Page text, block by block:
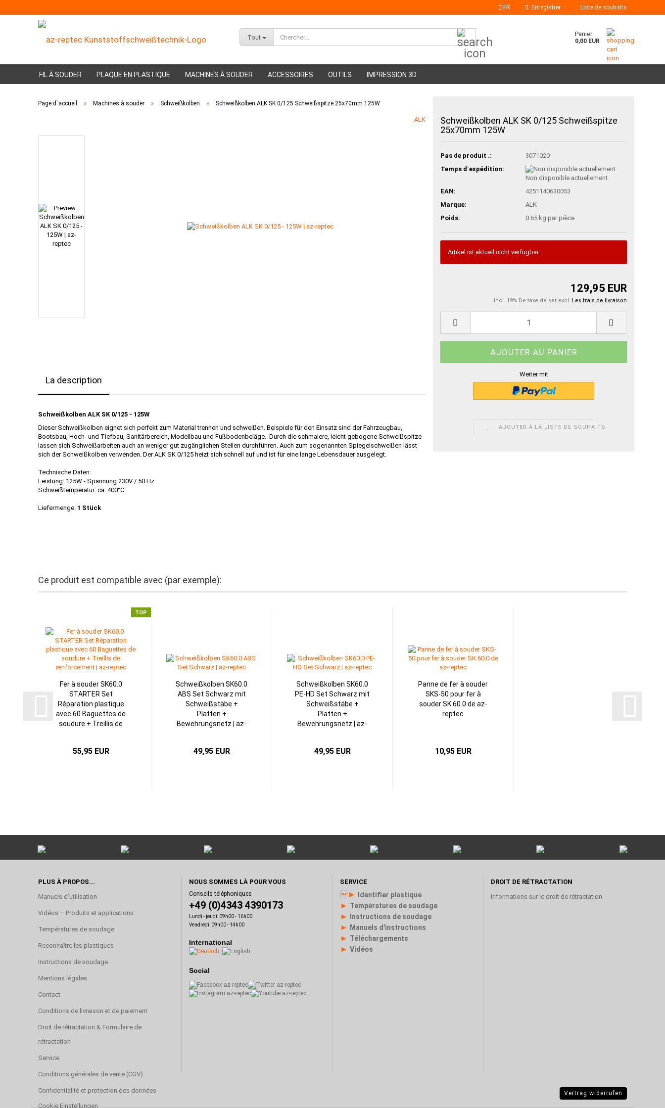
FR Enregistrer Liste de souhaits
Tout Panier
0,00 EUR
FIL À SOUDER PLAQUE EN PLASTIQUE MACHINES À SOUDER ACCESSOIRES OUTILS
Bâtons de colle
IMPRESSION 3D
Page d`accueil » Machines à souder » Schweißkolben » Schweißkolben ALK SK 0/125 Schweißspitze 25x70mm 125W
ALK
Schweißkolben ALK SK 0/125 Schweißspitze
25x70mm 125W
Pas de produit .:
3071020
Temps d`expédition:
Non disponible actuellement
EAN:
4251140630053
Marque:
ALK
Poids:
0.65 kg par pièce
Artikel ist aktuell nicht verfügbar.
129,95 EUR
incl. 19% De taxe de ser excl. Les frais de livraison
Weiter mit
AJOUTER À LA LISTE DE SOUHAITS
La description
Schweißkolben ALK SK 0/125 - 125W
Dieser Schweißkolben eignet sich perfekt zum Material trennen und schweißen. Beispiele für den Einsatz sind der Fahrzeugbau,
Bootsbau, Hoch- und Tiefbau, Sanitärbereich, Modellbau und Fußbodenbeläge. Durch die schmalere, leicht gebogene Schweißspitze
lassen sich Schweißarbeiten auch an weniger gut zugänglichen Stellen durchführen. Auch zum sogenannten Spiegelschweißen lässt
sich der Schweißkolben verwenden. Der ALK SK 0/125 heizt sich schnell auf und ist für eine lange Lebensdauer ausgelegt.
Technische Daten:
Leistung: 125W - Spannung 230V / 50 Hz
Schweißtemperatur: ca. 400°C
Liefermenge: 1 Stück
Ce produit est compatible avec (par exemple):
TOP
Fer à souder SK60.0
STARTER Set
Réparation plastique
avec 60 Baguettes de
soudure + Treillis de
55,95 EUR
Schweißkolben SK60.0
ABS Set Schwarz mit
Schweißstäbe +
Platten +
Bewehrungsnetz | az-
49,95 EUR
Schweißkolben SK60.0
PE-HD Set Schwarz mit
Schweißstäbe +
Platten +
Bewehrungsnetz | az-
49,95 EUR
Panne de fer à souder
SKS-50 pour fer à
souder SK 60.0 de az-
reptec
10,95 EUR
PLUS À PROPOS...
Manuels d’utilisation
Vidéos – Produits et applications
Températures de soudage
Reconnaître les plastiques
Instructions de soudage
Mentions légales
Contact
Conditions de livraison et de paiement
Droit de rétractation & Formulaire de
rétractation
Service
Conditions générales de vente (CGV)
Confidentialité et protection des données
Cookie Einstellungen
NOUS SOMMES LÀ POUR VOUS
Conseils téléphoniques
+49 (0)4343 4390173
Lundi - jeudi: 09h00 - 16h00
Vendredi: 09h00 - 14h00
International
Social
SERVICE
► Identifier plastique
► Températures de soudage
► Instructions de soudage
► Manuels d'instructions
► Téléchargements
► Vidéos
DROIT DE RÉTRACTATION
Informations sur le droit de rétractation
Vertrag widerrufen